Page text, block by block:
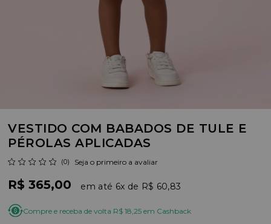
VESTIDO COM BABADOS DE TULE E
PÉROLAS APLICADAS
(0) Seja o primeiro a avaliar
R$ 365,00 6x R$ 60,83
Compre e receba de volta R$ 18,25 em Cashback